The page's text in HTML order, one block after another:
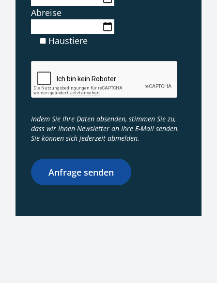
Abreise
Haustiere
Indem Sie Ihre Daten absenden, stimmen Sie zu,
dass wir Ihnen Newsletter an Ihre E-Mail senden.
Sie können sich jederzeit abmelden.